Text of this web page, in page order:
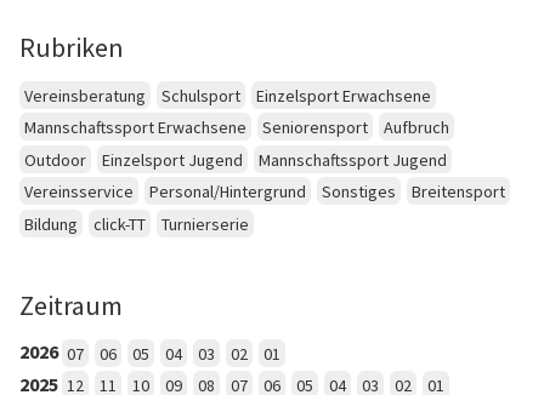
Rubriken
Vereinsberatung Schulsport
Einzelsport Erwachsene
Mannschaftssport Erwachsene
Seniorensport
Aufbruch
Outdoor
Einzelsport Jugend
Mannschaftssport Jugend
Vereinsservice
Personal/Hintergrund Sonstiges
Breitensport
Bildung
click-TT Turnierserie
Zeitraum
2026 07 06 05 04 03 02 01
2025 12 11 10 09 08 07 06 05 04 03 02 01